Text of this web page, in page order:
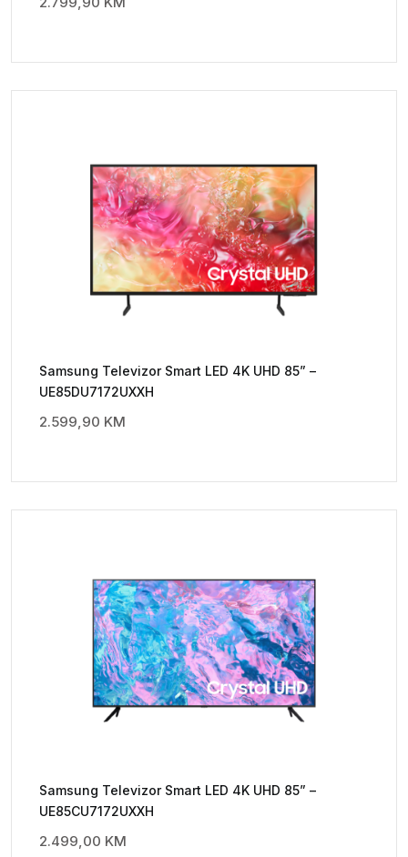
Samsung Televizor Smart LED 4K UHD 85” –
UE85DU7172UXXH
2.599,90 KM
Samsung Televizor Smart LED 4K UHD 85” –
UE85CU7172UXXH
2.499,00 KM